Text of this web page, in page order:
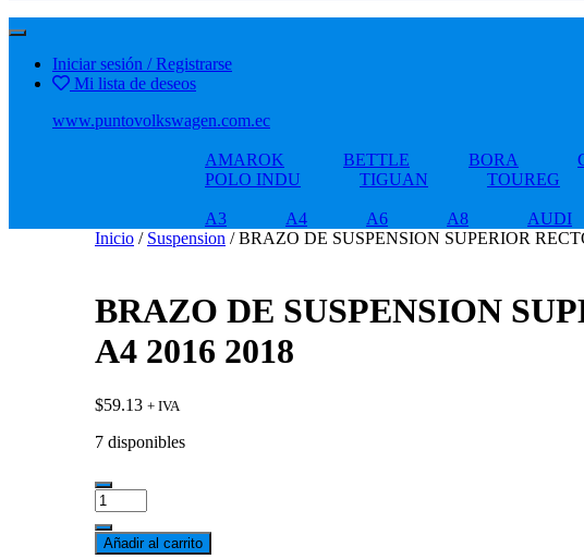
Iniciar sesión / Registrarse
Mi lista de deseos
www.puntovolkswagen.com.ec
AMAROK BETTLE BORA
POLO INDU
TIGUAN TOUREG
A3 A4 A6 A8 AUDI
Inicio / Suspension / BRAZO DE SUSPENSION SUPERIOR
BRAZO DE SUSPENSION
A4 2016 2018
$59.13 + IVA
7 disponibles
BRAZO
DE
SUSPENSION
Añadir al carrito